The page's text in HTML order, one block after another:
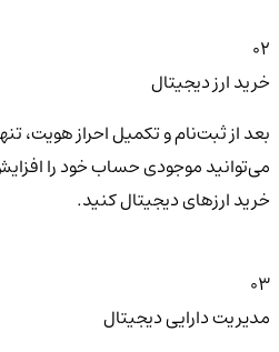
02
خرید ارز دیجیتال
بعد از ثبت‌نام و تکمیل احراز هویت، تنها
می‌توانید موجودی حساب خود را
خرید ارزهای دیجیتال کنید.
03
مدیریت دارایی دیجیتال